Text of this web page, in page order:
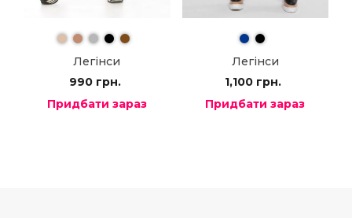
Легінси
990 грн.
Придбати зараз
Легінси
1,100 грн.
Придбати зараз